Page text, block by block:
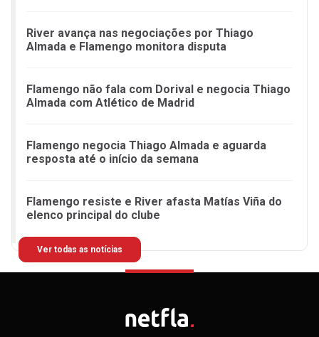
River avança nas negociações por Thiago
Almada e Flamengo monitora disputa
Flamengo não fala com Dorival e negocia Thiago
Almada com Atlético de Madrid
Flamengo negocia Thiago Almada e aguarda
resposta até o início da semana
Flamengo resiste e River afasta Matías Viña do
elenco principal do clube
Ver todas as notícias